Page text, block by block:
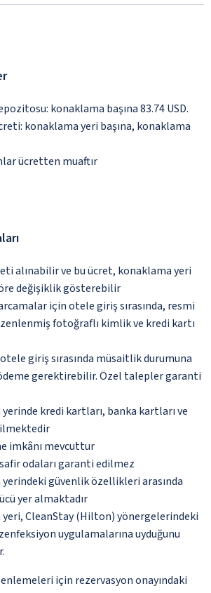
konaklama başına 83.74 USD.
konaklama yeri başına, konaklama
ücretten muaftır
alınabilir ve bu ücret, konaklama yeri
değişiklik gösterebilir
için otele giriş sırasında, resmi
fotoğraflı kimlik ve kredi kartı
giriş sırasında müsaitlik durumuna
ödeme gerektirebilir. Özel talepler garanti
kredi kartları, banka kartları ve
imkânı mevcuttur
odaları garanti edilmez
güvenlik özellikleri arasında
yer almaktadır
yeri, CleanStay (Hilton) yönergelerindeki
uygulamalarına uyduğunu
için rezervasyon onayındaki